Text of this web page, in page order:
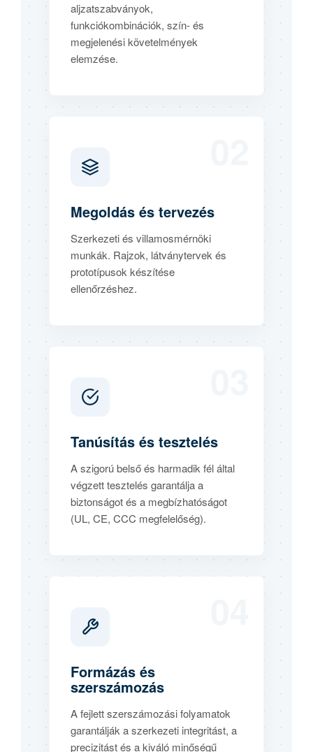
aljzatszabványok,
funkciókombinációk, szín- és
megjelenési követelmények
elemzése.
Megoldás és tervezés
Szerkezeti és villamosmérnöki
munkák. Rajzok, látványtervek és
prototípusok készítése
ellenőrzéshez.
Tanúsítás és tesztelés
A szigorú belső és harmadik fél által
végzett tesztelés garantálja a
biztonságot és a megbízhatóságot
(UL, CE, CCC megfelelőség).
Formázás és
szerszámozás
A fejlett szerszámozási folyamatok
garantálják a szerkezeti integritást, a
precizitást és a kiváló minőségű